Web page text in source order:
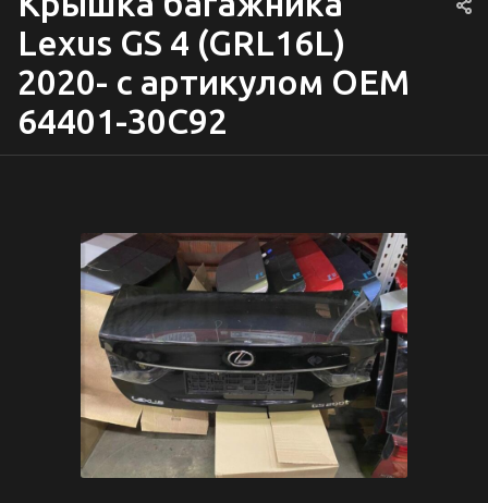
Lexus GS 4 (GRL16L)
2020- с артикулом OEM
64401-30C92